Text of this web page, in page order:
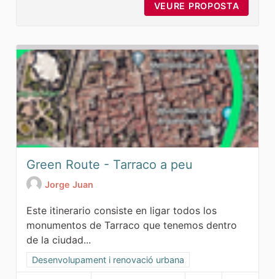
VEURE PROPOSTA
Green Route - Tarraco a peu
Jorge Juan
Este itinerario consiste en ligar todos los
monumentos de Tarraco que tenemos dentro
de la ciudad...
Resultats al filtrar per la categoria: Desenvolupament i
Desenvolupament i renovació urbana